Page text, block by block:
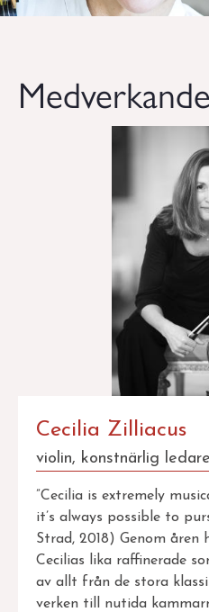
Medverkande
Cecilia Zilliacus
violin, konstnärlig ledare
”Cecilia is extremely
it’s always possible to
Strad, 2018) Genom
Cecilias lika raffinerade
av allt från de stora
verken till nutida